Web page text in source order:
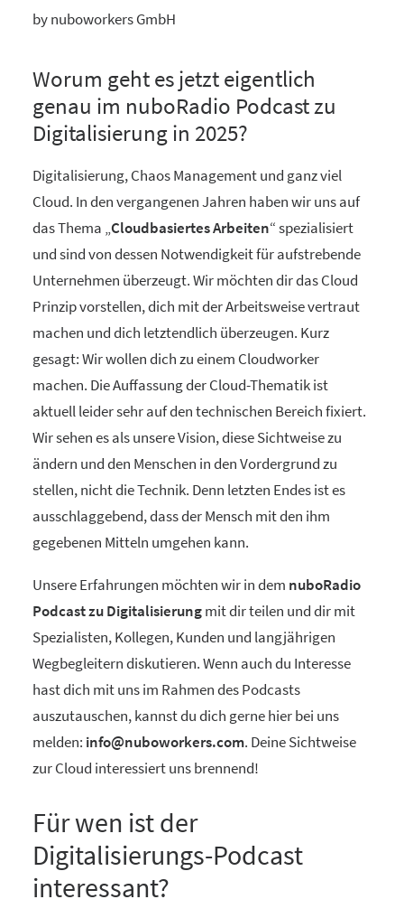
by nuboworkers GmbH
Worum geht es jetzt eigentlich
genau im nuboRadio Podcast zu
Digitalisierung in 2025?
Digitalisierung, Chaos Management und ganz viel
Cloud. In den vergangenen Jahren haben wir uns auf
das Thema „Cloudbasiertes Arbeiten“ spezialisiert
und sind von dessen Notwendigkeit für aufstrebende
Unternehmen überzeugt. Wir möchten dir das Cloud
Prinzip vorstellen, dich mit der Arbeitsweise vertraut
machen und dich letztendlich überzeugen. Kurz
gesagt: Wir wollen dich zu einem Cloudworker
machen. Die Auffassung der Cloud-Thematik ist
aktuell leider sehr auf den technischen Bereich fixiert.
Wir sehen es als unsere Vision, diese Sichtweise zu
ändern und den Menschen in den Vordergrund zu
stellen, nicht die Technik. Denn letzten Endes ist es
ausschlaggebend, dass der Mensch mit den ihm
gegebenen Mitteln umgehen kann.
Unsere Erfahrungen möchten wir in dem nuboRadio
Podcast zu Digitalisierungmit dir teilen und dir mit
Spezialisten, Kollegen, Kunden und langjährigen
Wegbegleitern diskutieren. Wenn auch du Interesse
hast dich mit uns im Rahmen des Podcasts
auszutauschen, kannst du dich gerne hier bei uns
melden: info@nuboworkers.com. Deine Sichtweise
zur Cloud interessiert uns brennend!
Für wen ist der
Digitalisierungs-Podcast
interessant?